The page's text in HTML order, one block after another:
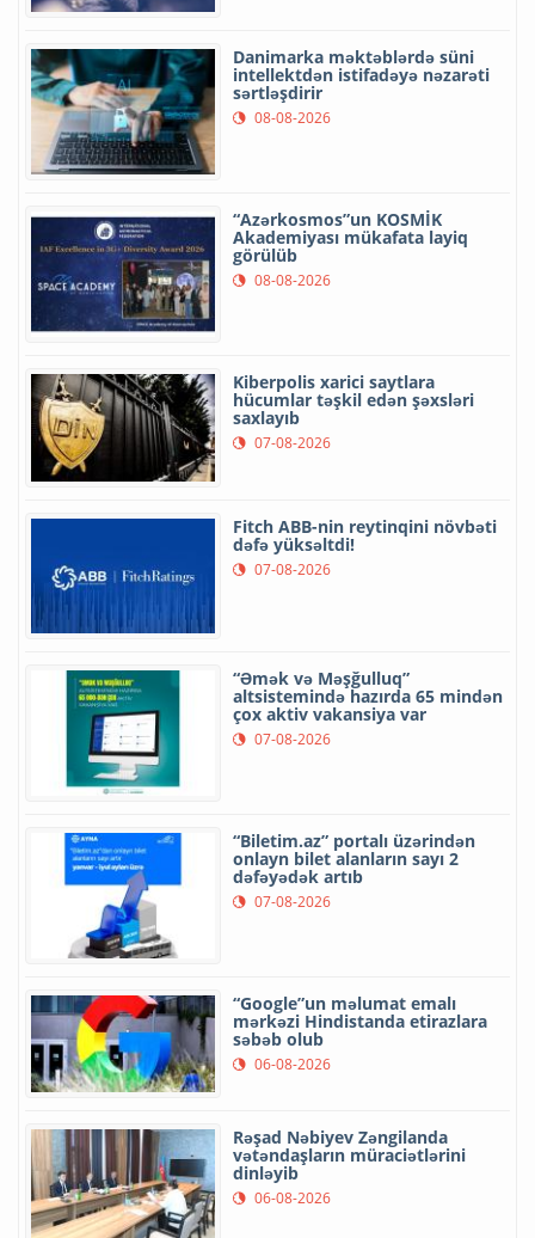
Danimarka məktəblərdə süni
intellektdən istifadəyə nəzarəti
sərtləşdirir
08-08-2026
“Azərkosmos”un KOSMİK
Akademiyası mükafata layiq
görülüb
08-08-2026
Kiberpolis xarici saytlara
hücumlar təşkil edən şəxsləri
saxlayıb
07-08-2026
Fitch ABB-nin reytinqini növbəti
dəfə yüksəltdi!
07-08-2026
“Əmək və Məşğulluq”
altsistemində hazırda 65 mindən
çox aktiv vakansiya var
07-08-2026
“Biletim.az” portalı üzərindən
onlayn bilet alanların sayı 2
dəfəyədək artıb
07-08-2026
“Google”un məlumat emalı
mərkəzi Hindistanda etirazlara
səbəb olub
06-08-2026
Rəşad Nəbiyev Zəngilanda
vətəndaşların müraciətlərini
dinləyib
06-08-2026